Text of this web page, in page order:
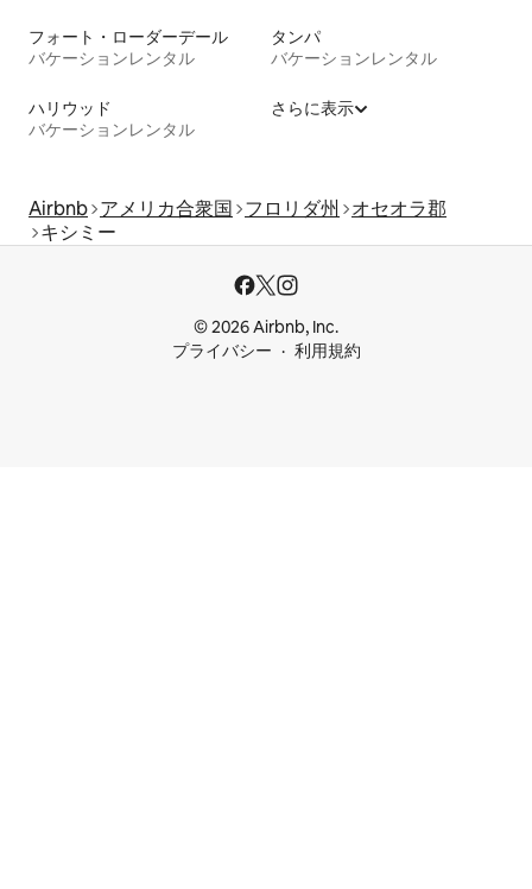
フォート・ローダーデール
バケーションレンタル
タンパ
バケーションレンタル
ハリウッド
バケーションレンタル
さらに表示
Airbnb アメリカ合衆国 フロリダ州
オセオラ郡
キシミー
© 2026 Airbnb, Inc.
プライバシー
利用規約